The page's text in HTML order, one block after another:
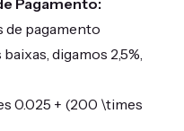
Pagamento:
de pagamento
digamos 2,5%,
0.025 + (200 \times